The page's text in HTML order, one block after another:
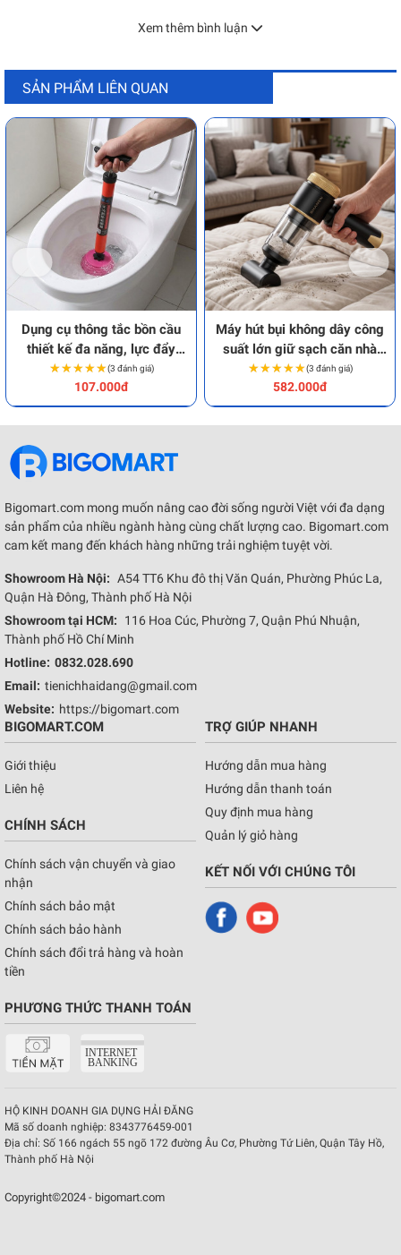
Xem thêm bình luận
SẢN PHẨM LIÊN QUAN
Dụng cụ thông tắc bồn cầu
thiết kế đa năng, lực đẩy
mạnh
★★★★★
★★★★★(3 đánh giá)
107.000đ
Máy hút bụi không dây công
suất lớn giữ sạch căn nhà
Shanen
★★★★★
★★★★★(3 đánh giá)
582.000đ
Bigomart.com mong muốn nâng cao đời sống người Việt với đa dạng
sản phẩm của nhiều ngành hàng cùng chất lượng cao. Bigomart.com
cam kết mang đến khách hàng những trải nghiệm tuyệt vời.
Showroom Hà Nội: A54 TT6 Khu đô thị Văn Quán, Phường Phúc La,
Quận Hà Đông, Thành phố Hà Nội
Showroom tại HCM:
116 Hoa Cúc, Phường 7, Quận Phú Nhuận,
Thành phố Hồ Chí Minh
Hotline: 0832.028.690
Email: tienichhaidang@gmail.com
Website: https://bigomart.com
BIGOMART.COM
Giới thiệu
Liên hệ
CHÍNH SÁCH
Chính sách vận chuyển và giao
nhận
Chính sách bảo mật
Chính sách bảo hành
Chính sách đổi trả hàng và hoàn
tiền
PHƯƠNG THỨC THANH TOÁN
TRỢ GIÚP NHANH
Hướng dẫn mua hàng
Hướng dẫn thanh toán
Quy định mua hàng
Quản lý giỏ hàng
KẾT NỐI VỚI CHÚNG TÔI
HỘ KINH DOANH GIA DỤNG HẢI ĐĂNG
Mã số doanh nghiệp: 8343776459-001
Địa chỉ: Số 166 ngách 55 ngõ 172 đường Âu Cơ, Phường Tứ Liên, Quận Tây Hồ,
Thành phố Hà Nội
Copyright©2024 - bigomart.com